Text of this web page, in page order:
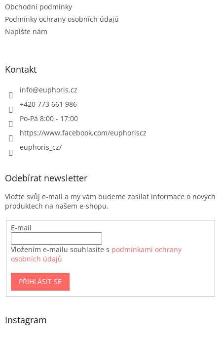
Obchodní podmínky
Podmínky ochrany osobních údajů
Napište nám
Kontakt
info@euphoris.cz
+420 773 661 986
Po-Pá 8:00 - 17:00
https://www.facebook.com/euphoriscz
euphoris_cz/
Odebírat newsletter
Vložte svůj e-mail a my vám budeme zasílat informace o nových
produktech na našem e-shopu.
E-mail
Vložením e-mailu souhlasíte s podmínkami ochrany
osobních údajů
PŘIHLÁSIT SE
Instagram